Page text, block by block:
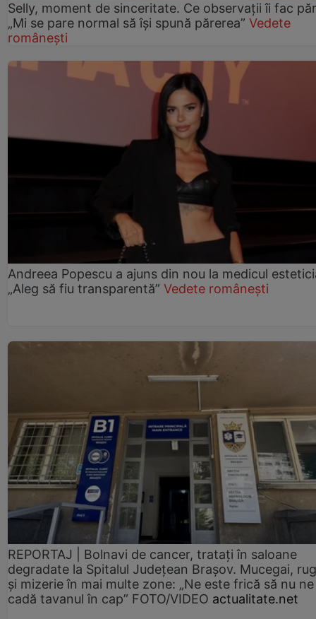
Selly, moment de sinceritate. Ce observații îi fac
„Mi se pare normal să își spună părerea” Vedete
românești
Andreea Popescu a ajuns din nou la medicul
„Aleg să fiu transparentă” Vedete românești
REPORTAJ | Bolnavi de cancer, tratați în saloane
degradate la Spitalul Județean Brașov. Mucegai,
și mizerie în mai multe zone: „Ne este frică să nu ne
cadă tavanul în cap” FOTO/VIDEO actualitate.net